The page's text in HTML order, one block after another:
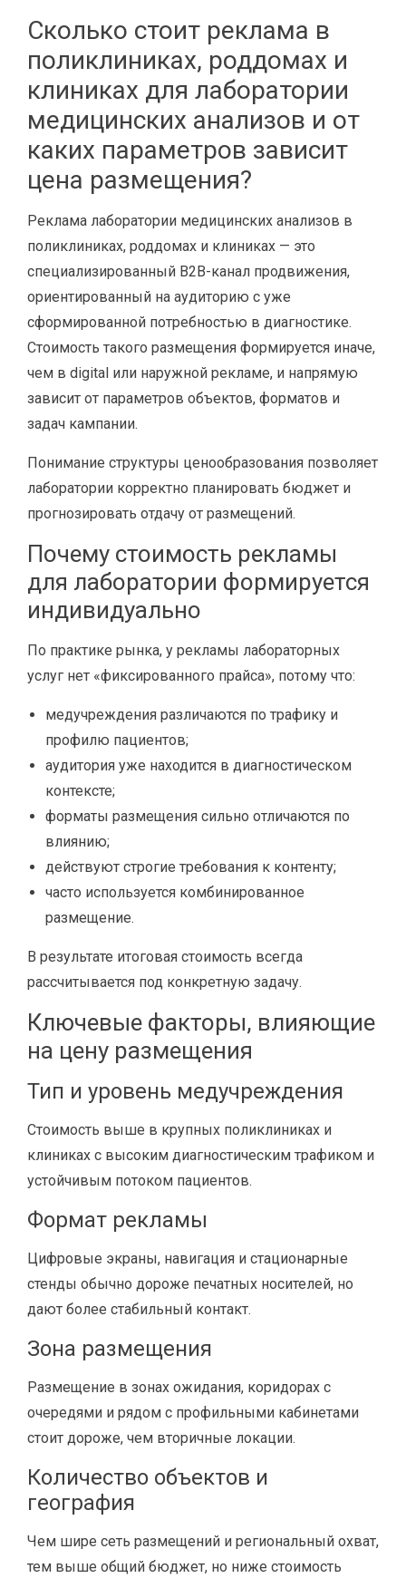
Сколько стоит реклама в
поликлиниках, роддомах и
клиниках для лаборатории
медицинских анализов и от
каких параметров зависит
цена размещения?
Реклама лаборатории медицинских анализов в
поликлиниках, роддомах и клиниках — это
специализированный B2B-канал продвижения,
ориентированный на аудиторию с уже
сформированной потребностью в диагностике.
Стоимость такого размещения формируется иначе,
чем в digital или наружной рекламе, и напрямую
зависит от параметров объектов, форматов и
задач кампании.
Понимание структуры ценообразования позволяет
лаборатории корректно планировать бюджет и
прогнозировать отдачу от размещений.
Почему стоимость рекламы
для лаборатории формируется
индивидуально
По практике рынка, у рекламы лабораторных
услуг нет «фиксированного прайса», потому что:
медучреждения различаются по трафику и
профилю пациентов;
аудитория уже находится в диагностическом
контексте;
форматы размещения сильно отличаются по
влиянию;
действуют строгие требования к контенту;
часто используется комбинированное
размещение.
В результате итоговая стоимость всегда
рассчитывается под конкретную задачу.
Ключевые факторы, влияющие
на цену размещения
Тип и уровень медучреждения
Стоимость выше в крупных поликлиниках и
клиниках с высоким диагностическим трафиком и
устойчивым потоком пациентов.
Формат рекламы
Цифровые экраны, навигация и стационарные
стенды обычно дороже печатных носителей, но
дают более стабильный контакт.
Зона размещения
Размещение в зонах ожидания, коридорах с
очередями и рядом с профильными кабинетами
стоит дороже, чем вторичные локации.
Количество объектов и
география
Чем шире сеть размещений и региональный охват,
тем выше общий бюджет, но ниже стоимость